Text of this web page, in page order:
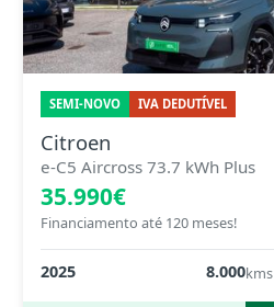
SEMI-NOVO IVA DEDUTÍVEL
Citroen
e-C5 Aircross 73.7 kWh Plus
35.990€
Financiamento até 120 meses!
2025 8.000kms